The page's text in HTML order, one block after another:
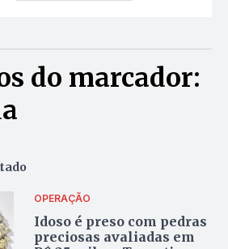
do marcador:
OPERAÇÃO
Idoso é preso com pedras
preciosas avaliadas em